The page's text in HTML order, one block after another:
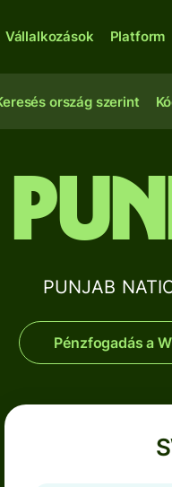
Vállalkozások Platform
ország szerint
PUNJAB
Pénzfogadás a